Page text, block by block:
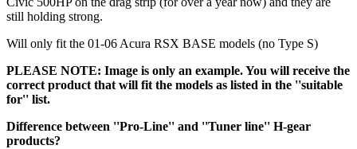
still holding strong.
Will only fit the 01-06 Acura RSX BASE models (no Type S)
PLEASE NOTE: Image is only an example. You will receive the
correct product that will fit the models as listed in the ''suitable
for'' list.
Difference between ''Pro-Line'' and ''Tuner line'' H-gear
products?